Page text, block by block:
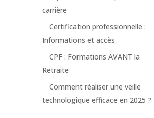
carrière
Certification professionnelle :
Informations et accès
CPF : Formations AVANT la
Retraite
Comment réaliser une veille
technologique efficace en 2025 ?